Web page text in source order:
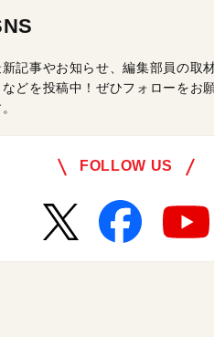
記事やお知らせ、編集部員の取
などを投稿中！ぜひフォローをお
FOLLOW US